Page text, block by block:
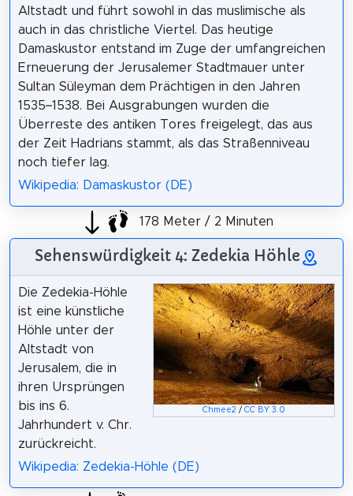
Altstadt und führt sowohl in das muslimische als
auch in das christliche Viertel. Das heutige
Damaskustor entstand im Zuge der umfangreichen
Erneuerung der Jerusalemer Stadtmauer unter
Sultan Süleyman dem Prächtigen in den Jahren
1535–1538. Bei Ausgrabungen wurden die
Überreste des antiken Tores freigelegt, das aus
der Zeit Hadrians stammt, als das Straßenniveau
noch tiefer lag.
Wikipedia: Damaskustor (DE)
178 Meter / 2 Minuten
Sehenswürdigkeit 4: Zedekia Höhle
Chmee2 /CC BY 3.0
Die Zedekia-Höhle
ist eine künstliche
Höhle unter der
Altstadt von
Jerusalem, die in
ihren Ursprüngen
bis ins 6.
Jahrhundert v. Chr.
zurückreicht.
Wikipedia: Zedekia-Höhle (DE)